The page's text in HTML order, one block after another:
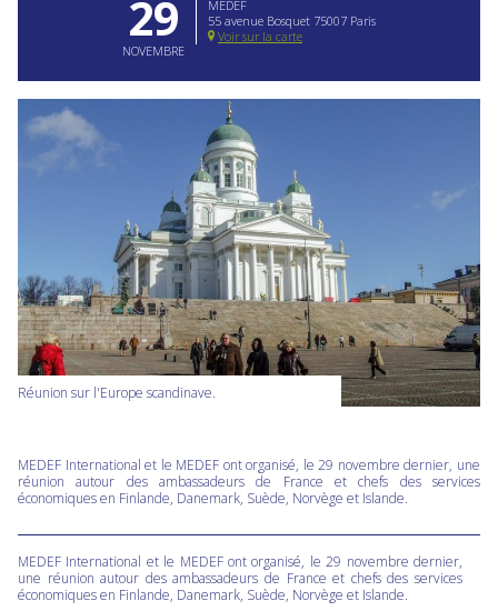
29
NOVEMBRE
MEDEF
55 avenue Bosquet 75007 Paris
Voir sur la carte
Réunion sur l'Europe scandinave.
MEDEF International et le MEDEF ont organisé, le 29 novembre dernier, une
réunion autour des ambassadeurs de France et chefs des services
économiques en Finlande, Danemark, Suède, Norvège et Islande.
MEDEF International et le MEDEF ont organisé, le 29 novembre dernier,
une réunion autour des ambassadeurs de France et chefs des services
économiques en Finlande, Danemark, Suède, Norvège et Islande.